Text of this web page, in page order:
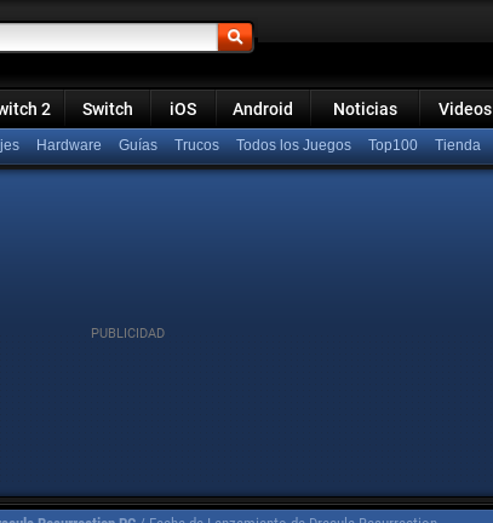
2 Switch iOS Android Noticias Videos
Hardware Guías Trucos Todos los Juegos Top100